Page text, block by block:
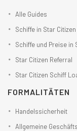
Alle Guides
Schiffe in Star
Schiffe und Preise in
Star Citizen Referral
Star Citizen Schiff
FORMALITÄTEN
Handelssicherheit
Allgemeine